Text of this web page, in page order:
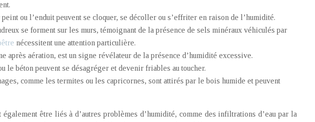
ou l’enduit peuvent se cloquer, se décoller ou s’effriter en raison de l’humidité.
se forment sur les murs, témoignant de la présence de sels minéraux véhiculés par
nécessitent une attention particulière.
après aération, est un signe révélateur de la présence d’humidité excessive.
le béton peuvent se désagréger et devenir friables au toucher.
comme les termites ou les capricornes, sont attirés par le bois humide et peuvent
être liés à d’autres problèmes d’humidité, comme des infiltrations d’eau par la